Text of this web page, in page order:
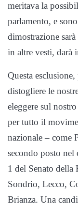
meritava la
parlamento, e
dimostrazione
in altre vesti, darà
Questa
distogliere le
eleggere sul
per tutto il
nazionale – come
secondo posto
1 del Senato della
Sondrio, Lecco,
Brianza. Una